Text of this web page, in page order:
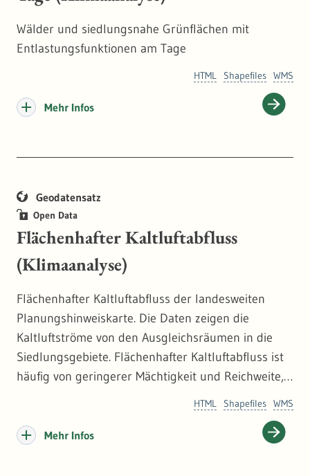
Wälder und siedlungsnahe Grünflächen mit
Entlastungsfunktionen am Tage
WMS
Shapefiles
HTML
Mehr Infos
Geodatensatz
Open Data
Flächenhafter Kaltluftabfluss
(Klimaanalyse)
Flächenhafter Kaltluftabfluss der landesweiten
Planungshinweiskarte. Die Daten zeigen die
Kaltluftströme von den Ausgleichsräumen in die
Siedlungsgebiete. Flächenhafter Kaltluftabfluss ist
häufig von geringerer Mächtigkeit und Reichweite,
störungsempfindlich als die linearen
https://www.lubw.ba
WMS
Shapefiles
HTML
Mehr Infos